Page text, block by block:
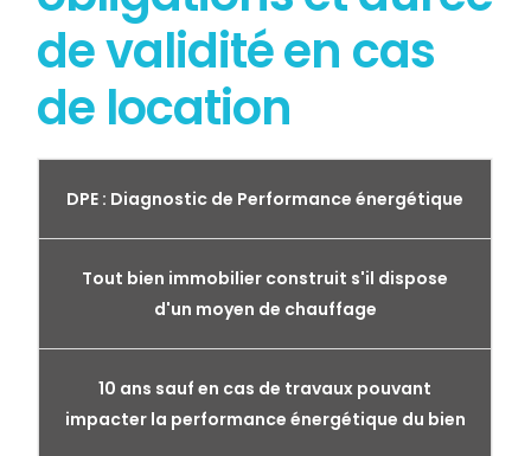
de validité en cas
de location
DPE : Diagnostic de Performance énergétique
Tout bien immobilier construit s'il dispose
d'un moyen de chauffage
10 ans sauf en cas de travaux pouvant
impacter la performance énergétique du bien